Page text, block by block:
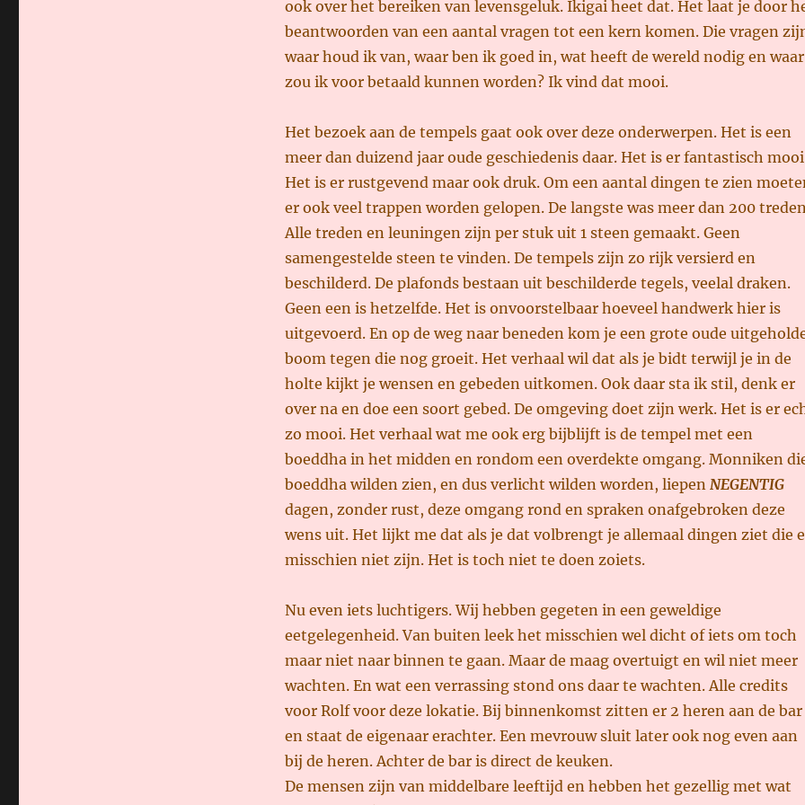
ook over het bereiken van levensgeluk. Ikigai heet dat. Het laat je door
beantwoorden van een aantal vragen tot een kern komen. Die vragen
waar houd ik van, waar ben ik goed in, wat heeft de wereld nodig en waar
zou ik voor betaald kunnen worden? Ik vind dat mooi.
Het bezoek aan de tempels gaat ook over deze onderwerpen. Het is een
meer dan duizend jaar oude geschiedenis daar. Het is er fantastisch
Het is er rustgevend maar ook druk. Om een aantal dingen te zien
er ook veel trappen worden gelopen. De langste was meer dan 200
Alle treden en leuningen zijn per stuk uit 1 steen gemaakt. Geen
samengestelde steen te vinden. De tempels zijn zo rijk versierd en
beschilderd. De plafonds bestaan uit beschilderde tegels, veelal draken.
Geen een is hetzelfde. Het is onvoorstelbaar hoeveel handwerk hier is
uitgevoerd. En op de weg naar beneden kom je een grote oude
boom tegen die nog groeit. Het verhaal wil dat als je bidt terwijl je in de
holte kijkt je wensen en gebeden uitkomen. Ook daar sta ik stil, denk er
over na en doe een soort gebed. De omgeving doet zijn werk. Het is er
zo mooi. Het verhaal wat me ook erg bijblijft is de tempel met een
boeddha in het midden en rondom een overdekte omgang. Monniken
boeddha wilden zien, en dus verlicht wilden worden, liepen NEGENTIG
dagen, zonder rust, deze omgang rond en spraken onafgebroken deze
wens uit. Het lijkt me dat als je dat volbrengt je allemaal dingen ziet die
misschien niet zijn. Het is toch niet te doen zoiets.
Nu even iets luchtigers. Wij hebben gegeten in een geweldige
eetgelegenheid. Van buiten leek het misschien wel dicht of iets om toch
maar niet naar binnen te gaan. Maar de maag overtuigt en wil niet meer
wachten. En wat een verrassing stond ons daar te wachten. Alle credits
voor Rolf voor deze lokatie. Bij binnenkomst zitten er 2 heren aan de bar
en staat de eigenaar erachter. Een mevrouw sluit later ook nog even aan
bij de heren. Achter de bar is direct de keuken.
De mensen zijn van middelbare leeftijd en hebben het gezellig met wat